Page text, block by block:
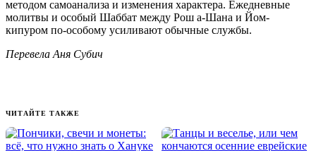
методом самоанализа и изменения характера. Ежедневные
молитвы и особый Шаббат между Рош а-Шана и Йом-
кипуром по-особому усиливают обычные службы.
Перевела Аня Субич
ЧИТАЙТЕ ТАКЖЕ